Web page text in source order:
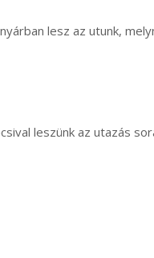
lesz az utunk,
leszünk az utazás